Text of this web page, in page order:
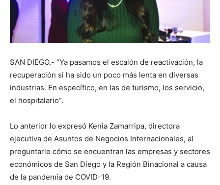
SAN DIEGO.- “Ya pasamos el escalón de reactivación, la
recuperación si ha sido un poco más lenta en diversas
industrias. En específico, en las de turismo, los servicio,
el hospitalario”.
Lo anterior lo expresó Kenia Zamarripa, directora
ejecutiva de Asuntos de Negocios Internacionales, al
preguntarle cómo se encuentran las empresas y sectores
económicos de San Diego y la Región Binacional a causa
de la pandemia de COVID-19.